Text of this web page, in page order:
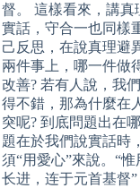
督。 這樣看來，講
實話，守合一也同樣
己反思，在說真理避
兩件事上，哪一件做
改善? 若有人說，我
得不錯，那為什麼在
突呢? 到底問題出在
題在於我們說實話時
須“用愛心”來說。“
长进，连于元首基督